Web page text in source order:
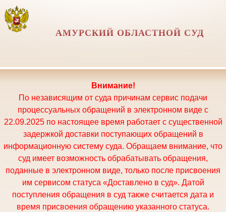
АМУРСКИЙ ОБЛАСТНОЙ СУД
Внимание!
По независящим от суда причинам сервис подачи
процессуальных обращений в электронном виде с
22.09.2025 по настоящее время работает с существенной
задержкой доставки поступающих обращений в
информационную систему суда. Обращаем внимание, что
суд имеет возможность обрабатывать обращения,
поданные в электронном виде, только после присвоения
им сервисом статуса «Доставлено в суд». Датой
поступления обращения в суд также считается дата и
время присвоения обращению указанного статуса.